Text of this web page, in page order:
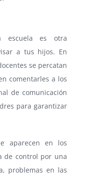
escuela es otra
a tus hijos. En
se percatan
comentarles a los
de comunicación
para garantizar
aparecen en los
de control por una
problemas en las